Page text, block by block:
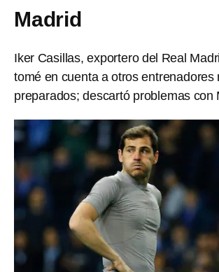
Madrid
Iker Casillas, exportero del Real
tomé en cuenta a otros entrenadores
preparados; descartó problemas con